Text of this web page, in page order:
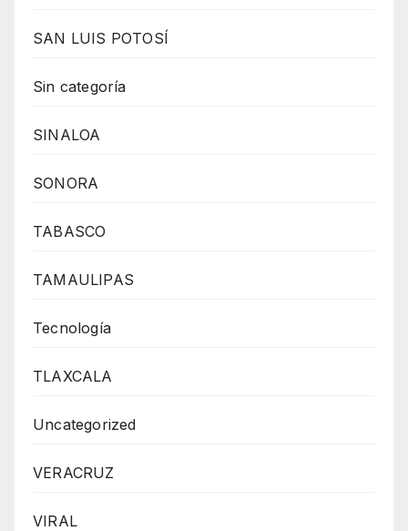
SAN LUIS POTOSÍ
Sin categoría
SINALOA
SONORA
TABASCO
TAMAULIPAS
Tecnología
TLAXCALA
Uncategorized
VERACRUZ
VIRAL